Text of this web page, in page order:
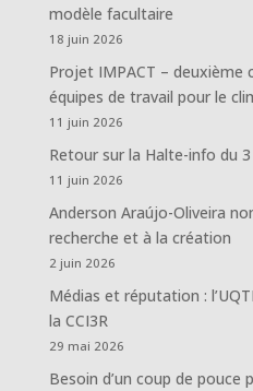
modèle facultaire
18 juin 2026
Projet IMPACT – deuxième
équipes de travail pour le
11 juin 2026
Retour sur la Halte-info du
11 juin 2026
Anderson Araújo-Oliveira
recherche et à la création
2 juin 2026
Médias et réputation :
la CCI3R
29 mai 2026
Besoin d’un coup de pouce